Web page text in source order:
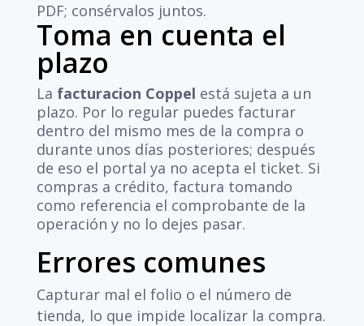
PDF; consérvalos juntos.
Toma en cuenta el
plazo
La facturacion Coppel está sujeta a un
plazo. Por lo regular puedes facturar
dentro del mismo mes de la compra o
durante unos días posteriores; después
de eso el portal ya no acepta el ticket. Si
compras a crédito, factura tomando
como referencia el comprobante de la
operación y no lo dejes pasar.
Errores comunes
Capturar mal el folio o el número de
tienda, lo que impide localizar la compra.